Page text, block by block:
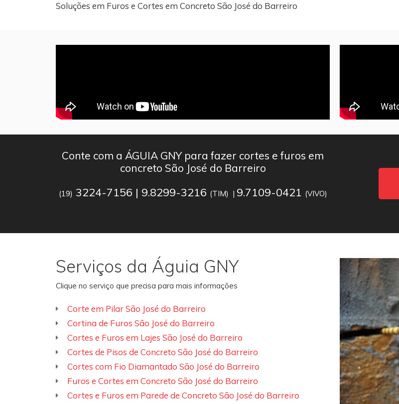
Soluções em Furos e Cortes em Concreto São José do Barreiro
Conte com a ÁGUIA GNY para fazer cortes e furos em
concreto São José do Barreiro
(19) 3224-7156 | 9.8299-3216 (TIM) | 9.7109-0421 (VIVO)
Serviços da Águia GNY
Clique no serviço que precisa para mais informações
Corte em Pilar São José do Barreiro
Cortina de Furos São José do Barreiro
Cortes e Furos em Lajes São José do Barreiro
Cortes de Pisos de Concreto São José do Barreiro
Cortes com Fio Diamantado São José do Barreiro
Furos e Cortes em Concreto São José do Barreiro
Cortes e Furos em Parede de Concreto São José do Barreiro